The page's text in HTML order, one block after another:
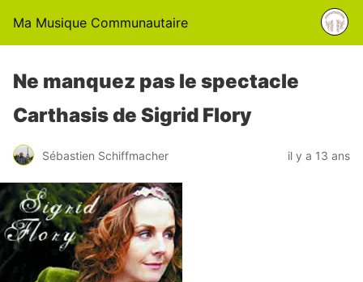
Ma Musique Communautaire
Ne manquez pas le spectacle
Carthasis de Sigrid Flory
Sébastien Schiffmacher il y a 13 ans